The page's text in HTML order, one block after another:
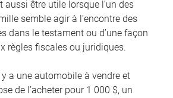
aussi être utile lorsque l’un des
semble agir à l’encontre des
dans le testament ou d’une façon
règles fiscales ou juridiques.
y a une automobile à vendre et
de l’acheter pour 1 000 $, un